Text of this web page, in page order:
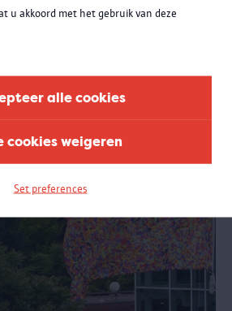
u akkoord met het gebruik van deze
alle cookies
cookies weigeren
Set preferences
ook meer te weten over de bijzondere
sportlandschap.